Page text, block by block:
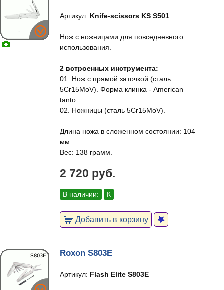
Артикул: Knife-scissors KS S501
Нож с ножницами для повседневного
использования.
2 встроенных инструмента:
01. Нож с прямой заточкой (сталь
5Cr15MoV). Форма клинка - American
tanto.
02. Ножницы (сталь 5Cr15MoV).
Длина ножа в сложенном состоянии: 104
мм.
Вес: 138 грамм.
2 720 руб.
В наличии: К
Добавить в корзину
Roxon S803E
Артикул: Flash Elite S803E